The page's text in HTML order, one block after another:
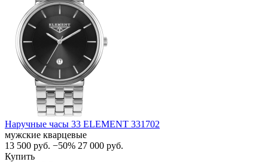
Наручные часы 33 ELEMENT 331702
мужские кварцевые
13 500 руб. −50% 27 000 руб.
Купить